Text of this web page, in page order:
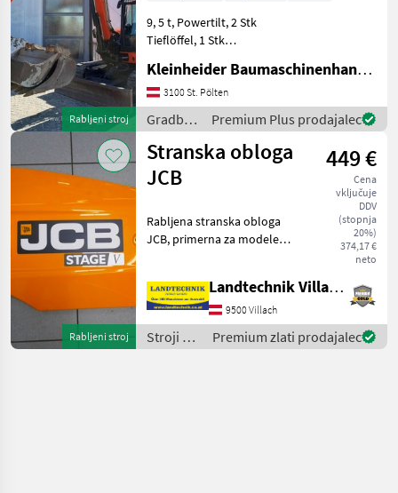
Rabljeni stroj
9, 5 t, Powertilt, 2 Stk
Tieflöffel, 1 Stk
stroji Mini bager
Kleinheider Baumaschinenhandel GmbH.
3100 St. Pölten
Gradbeni
stroji /
JCB
Premium Plus prodajalec
Rabljeni stroj
Stranska obloga
JCB
449 €
Cena
vključuje
DDV
(stopnja
20%)
374,17 €
neto
Rabljena stranska obloga
JCB, primerna za modele
332/A6914 (pokrov okvirja),
iz skladišča v Villachu, takoj
Landtechnik Villach GmbH
9500 Villach
Stroji z
motorji /
Premium zlati prodajalec